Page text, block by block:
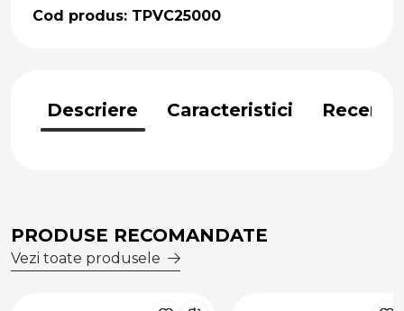
Cod produs: TPVC25000
Descriere Caracteristici
PRODUSE RECOMANDATE
Vezi toate produsele